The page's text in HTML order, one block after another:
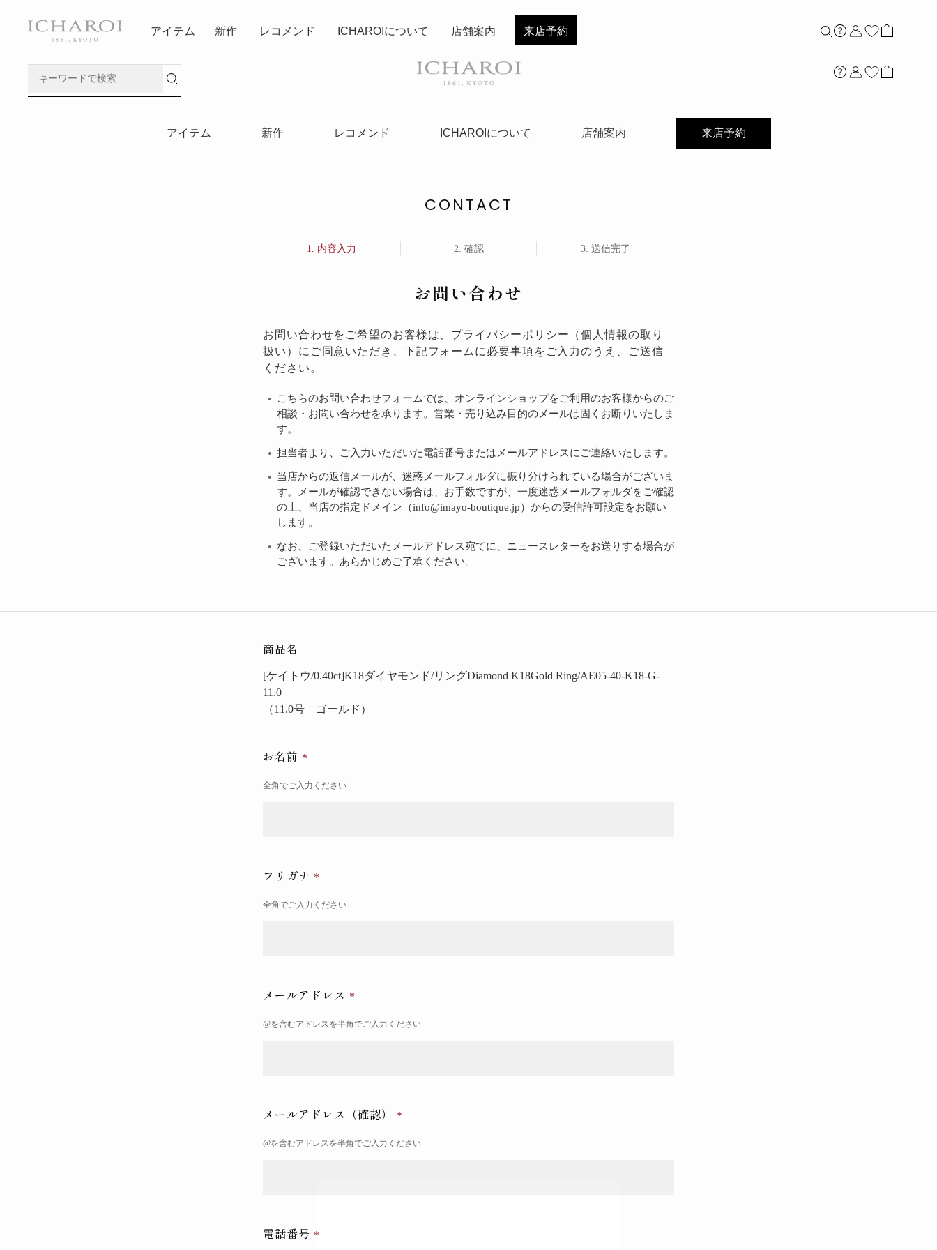
店舗案内
アイテム 新作 レコメンド ICHAROIについて 店舗案内 来店予約
アイテム 新作 レコメンド ICHAROIについて 店舗案内 来店予約
CONTACT
内容入力 確認 送信完了
お問い合わせ
お問い合わせをご希望のお客様は、 プライバシーポリシー （個人情報の取り
扱い）にご同意いただき、下記フォームに必要事項をご入力のうえ、ご送信
ください。
こちらのお問い合わせフォームでは、オンラインショップをご利用のお客様からのご
相談・お問い合わせを承ります。営業・売り込み目的のメールは固くお断りいたしま
す。
担当者より、ご入力いただいた電話番号またはメールアドレスにご連絡いたします。
当店からの返信メールが、迷惑メールフォルダに振り分けられている場合がございま
す。メールが確認できない場合は、お手数ですが、一度迷惑メールフォルダをご確認
の上、当店の指定ドメイン（info@imayo-boutique.jp）からの受信許可設定をお願い
します。
なお、ご登録いただいたメールアドレス宛てに、ニュースレターをお送りする場合が
ございます。あらかじめご了承ください。
商品名
[ケイトウ/0.40ct]K18ダイヤモンド/リングDiamond K18Gold Ring/AE05-40-K18-G-
11.0
（11.0号 ゴールド）
お名前
全角でご入力ください
フリガナ
全角でご入力ください
メールアドレス
@を含むアドレスを半角でご入力ください
メールアドレス（確認）
@を含むアドレスを半角でご入力ください
電話番号